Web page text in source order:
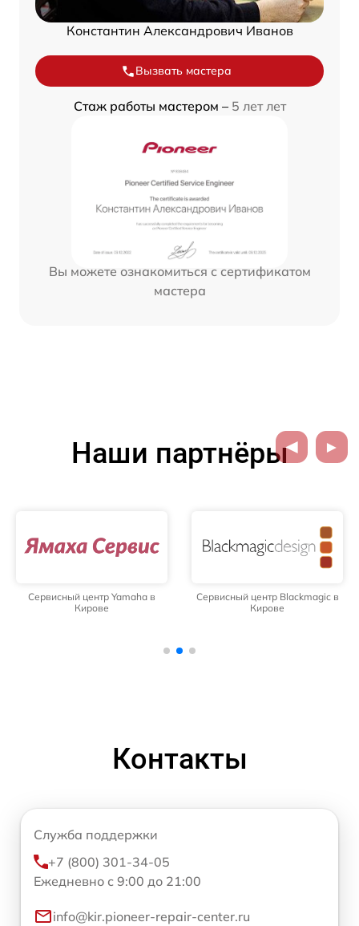
Константин Александрович Иванов
Вызвать мастера
Стаж работы мастером – 5 лет лет
Вы можете ознакомиться с сертификатом
мастера
Наши партнёры
Сервисный центр Yamaha в
Кирове
Сервисный центр Blackmagic в
Кирове
Контакты
Служба поддержки
+7 (800) 301-34-05
Ежедневно с 9:00 до 21:00
info@kir.pioneer-repair-center.ru